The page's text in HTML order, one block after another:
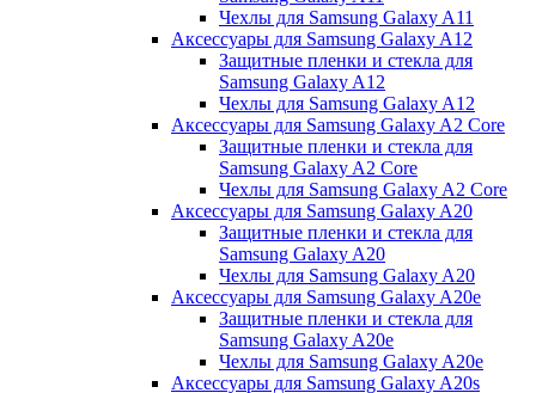
Чехлы для Samsung Galaxy A11
Аксессуары для Samsung Galaxy A12
Защитные пленки и стекла для
Samsung Galaxy A12
Чехлы для Samsung Galaxy A12
Аксессуары для Samsung Galaxy A2 Core
Защитные пленки и стекла для
Samsung Galaxy A2 Core
Чехлы для Samsung Galaxy A2 Core
Аксессуары для Samsung Galaxy A20
Защитные пленки и стекла для
Samsung Galaxy A20
Чехлы для Samsung Galaxy A20
Аксессуары для Samsung Galaxy A20e
Защитные пленки и стекла для
Samsung Galaxy A20e
Чехлы для Samsung Galaxy A20e
Аксессуары для Samsung Galaxy A20s